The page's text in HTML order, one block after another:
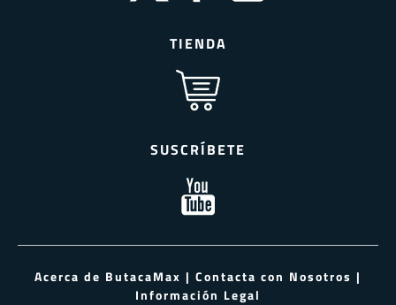
TIENDA
SUSCRÍBETE
Acerca de ButacaMax | Contacta con Nosotros |
Información Legal